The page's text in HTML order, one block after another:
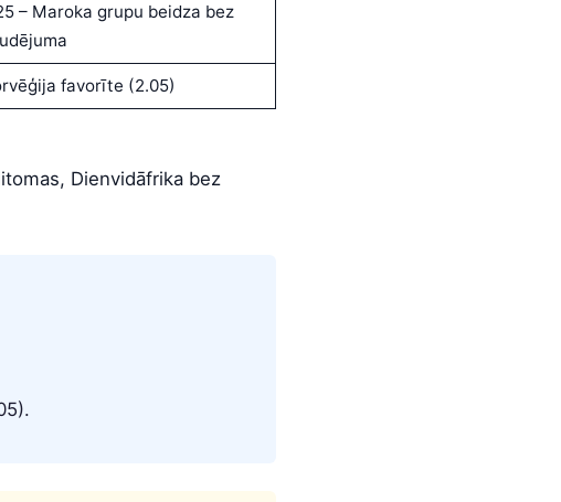
– Maroka grupu beidza bez
favorīte (2.05)
Dienvidāfrika bez